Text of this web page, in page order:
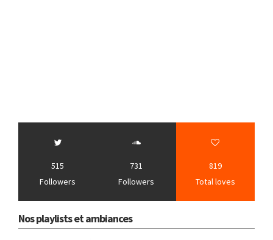
515
Followers
731
Followers
819
Total loves
Nos playlists et ambiances